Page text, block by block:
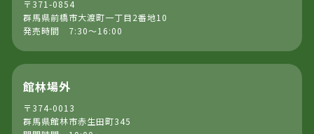
〒371-0854
群馬県前橋市大渡町一丁目2番地10
発売時間 7:30～16:00
館林場外
〒374-0013
群馬県館林市赤生田町345